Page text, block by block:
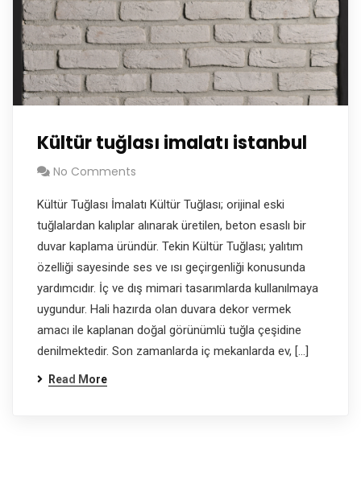
Kültür tuğlası imalatı istanbul
No Comments
Kültür Tuğlası İmalatı Kültür Tuğlası; orijinal eski
tuğlalardan kalıplar alınarak üretilen, beton esaslı bir
duvar kaplama üründür. Tekin Kültür Tuğlası; yalıtım
özelliği sayesinde ses ve ısı geçirgenliği konusunda
yardımcıdır. İç ve dış mimari tasarımlarda kullanılmaya
uygundur. Hali hazırda olan duvara dekor vermek
amacı ile kaplanan doğal görünümlü tuğla çeşidine
denilmektedir. Son zamanlarda iç mekanlarda ev, […]
Read More